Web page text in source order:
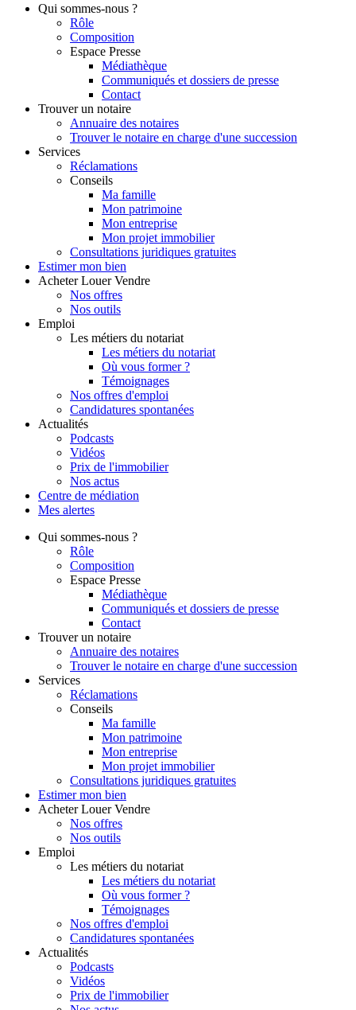
Qui sommes-nous ?
Rôle
Composition
Espace Presse
Médiathèque
Communiqués et dossiers de presse
Contact
Trouver un notaire
Annuaire des notaires
Trouver le notaire en charge d'une succession
Services
Réclamations
Conseils
Ma famille
Mon patrimoine
Mon entreprise
Mon projet immobilier
Consultations juridiques gratuites
Estimer mon bien
Acheter Louer Vendre
Nos offres
Nos outils
Emploi
Les métiers du notariat
Les métiers du notariat
Où vous former ?
Témoignages
Nos offres d'emploi
Candidatures spontanées
Actualités
Podcasts
Vidéos
Prix de l'immobilier
Nos actus
Centre de médiation
Mes alertes
Qui sommes-nous ?
Rôle
Composition
Espace Presse
Médiathèque
Communiqués et dossiers de presse
Contact
Trouver un notaire
Annuaire des notaires
Trouver le notaire en charge d'une succession
Services
Réclamations
Conseils
Ma famille
Mon patrimoine
Mon entreprise
Mon projet immobilier
Consultations juridiques gratuites
Estimer mon bien
Acheter Louer Vendre
Nos offres
Nos outils
Emploi
Les métiers du notariat
Les métiers du notariat
Où vous former ?
Témoignages
Nos offres d'emploi
Candidatures spontanées
Actualités
Podcasts
Vidéos
Prix de l'immobilier